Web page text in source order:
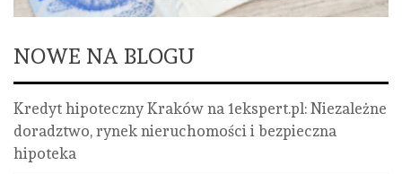
NOWE NA BLOGU
Kredyt hipoteczny Kraków na 1ekspert.pl: Niezależne
doradztwo, rynek nieruchomości i bezpieczna
hipoteka